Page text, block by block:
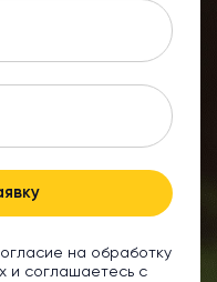
на обработку
и соглашаетесь с